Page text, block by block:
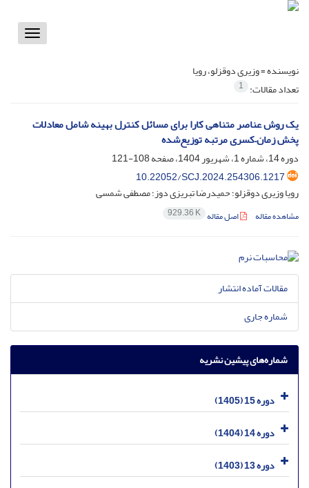
Toggle
نویسنده =وزیری دوقزلو، رویا
تعداد مقالات: 1
یک روش عناصر متناهی کارا برای مسائل کنترل بهینه شامل معادلات
پخش زمان–کسری مرتبه توزیع‌شده
دوره 14، شماره 1، شهریور 1404، صفحه
108-121
10.22052/SCJ.2024.254306.1217
رویا وزیری دوقزلو؛ حمیدرضا تبریزی دوز؛ مصطفی شمسی
مشاهده مقاله اصل مقاله 929.36 K
مقالات آماده انتشار
شماره جاری
شماره‌های پیشین نشریه
دوره 15 (1405)
دوره 14 (1404)
دوره 13 (1403)